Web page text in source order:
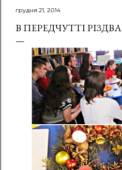
грудня 21, 2014
В ПЕРЕДЧУТТІ РІЗДВА